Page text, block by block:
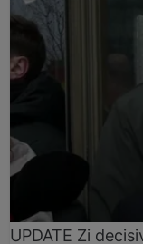
UPDATE Zi